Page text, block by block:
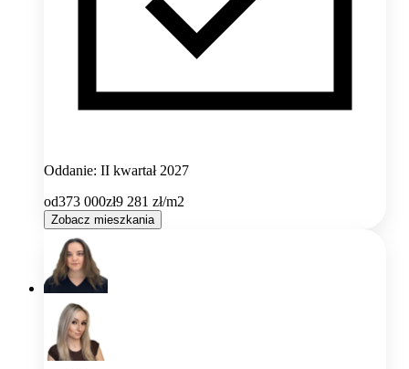
Oddanie: II kwartał 2027
od373 000zł9 281 zł/m2
Zobacz mieszkania